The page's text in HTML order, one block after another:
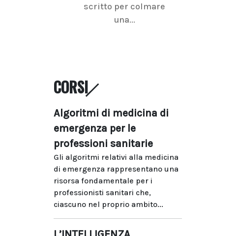
scritto per colmare
una...
CORSI
Algoritmi di medicina di
emergenza per le
professioni sanitarie
Gli algoritmi relativi alla medicina
di emergenza rappresentano una
risorsa fondamentale per i
professionisti sanitari che,
ciascuno nel proprio ambito...